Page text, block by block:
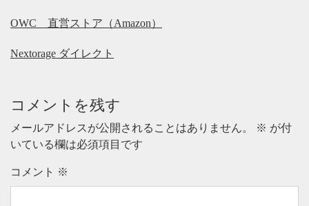
OWC 直営ストア（Amazon）
Nextorage ダイレクト
コメントを残す
メールアドレスが公開されることはありません。 ※ が付
いている欄は必須項目です
コメント ※